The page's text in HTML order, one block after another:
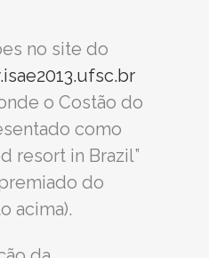
no site do
o Costão do
como
resort in Brazil”
do
acima).